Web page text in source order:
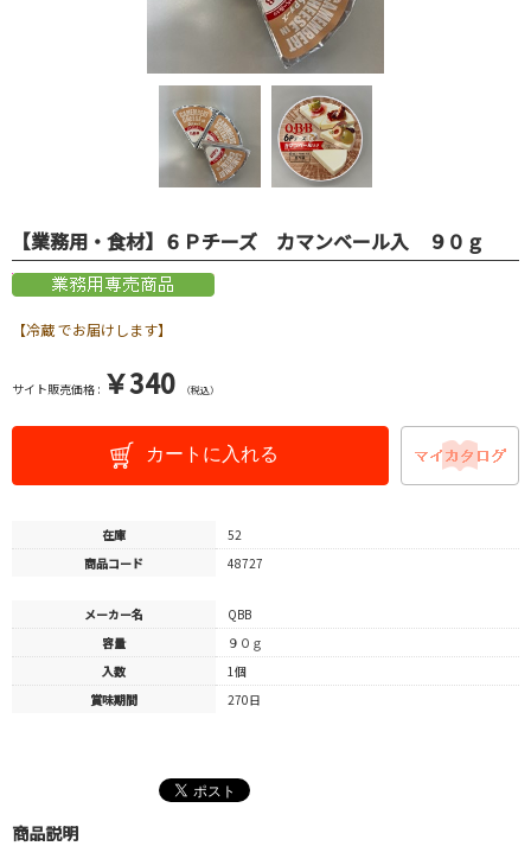
【業務用・食材】６Ｐチーズ カマンベール入 ９０ｇ
【冷蔵 でお届けします】
サイト販売価格 : ￥340 （税込）
カートに入れる
在庫
52
商品コード
48727
メーカー名
QBB
容量
９０ｇ
入数
1個
賞味期間
270日
商品説明